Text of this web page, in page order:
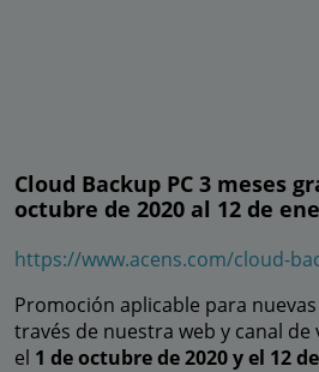
Cloud Backup PC 3 meses
octubre de 2020 al 12 de
https://www.acens.com/cloud-
Promoción aplicable para
través de nuestra web y canal
el 1 de octubre de 2020 y el 12